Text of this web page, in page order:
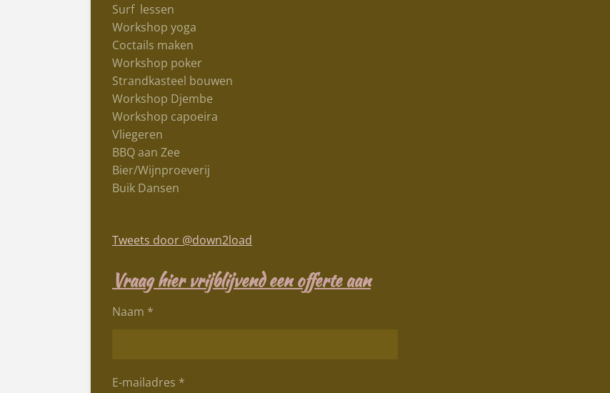
Surf lessen
Workshop yoga
Coctails maken
Workshop poker
Strandkasteel bouwen
Workshop Djembe
Workshop capoeira
Vliegeren
BBQ aan Zee
Bier/Wijnproeverij
Buik Dansen
Tweets door @down2load
Vraag hier vrijblijvend een offerte aan
Naam *
E-mailadres *